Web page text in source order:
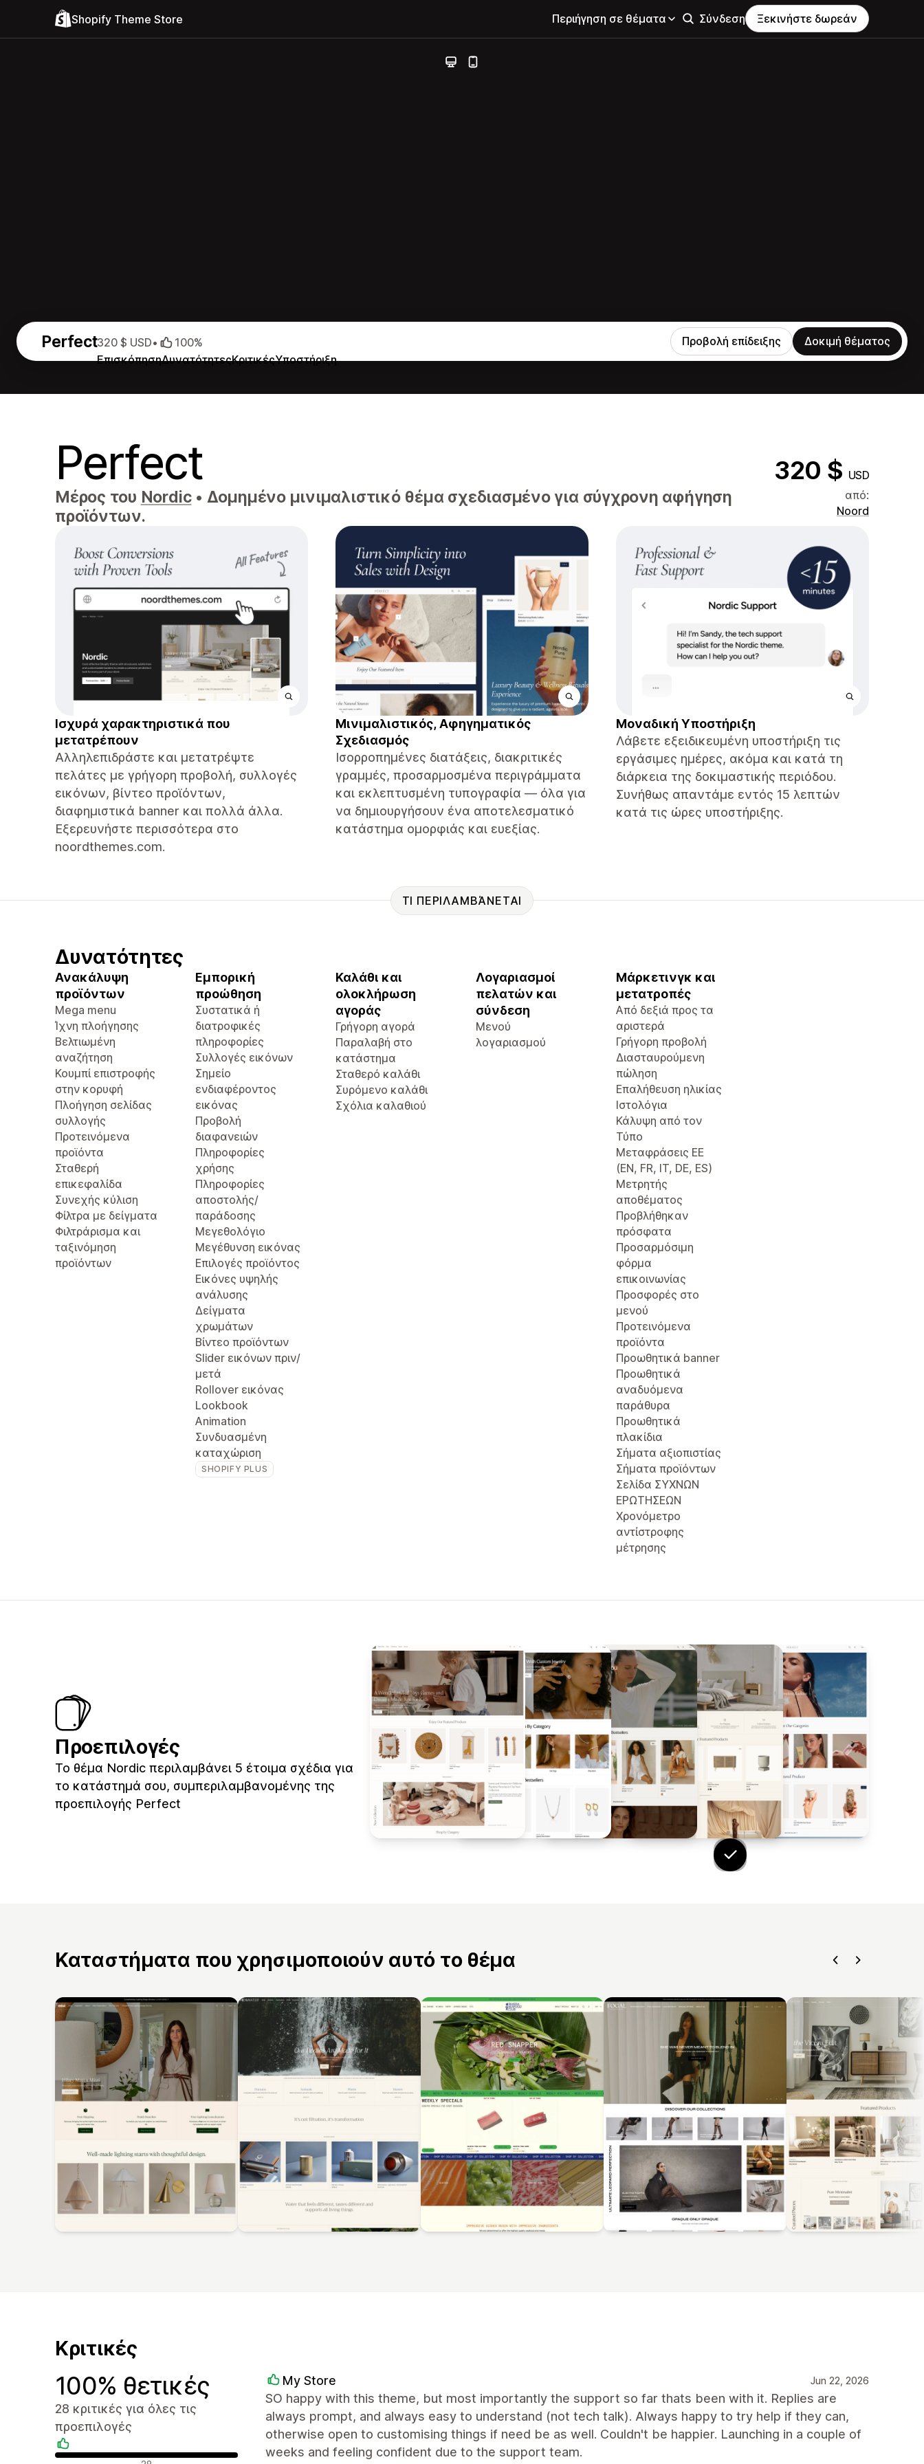
Shopify Theme Store Περιήγηση σε θέματα Σύνδεση Ξεκινήστε δωρεάν
Perfect
ΕπισκόπησηΔυνατότητεςΚριτικέςΥποστήριξη
320 $ USD• 100% Προβολή επίδειξης Δοκιμή θέματος
Perfect 320 $ USD
Μέρος του Nordic • Δομημένο μινιμαλιστικό θέμα σχεδιασμένο για σύγχρονη αφήγηση
προϊόντων.
από:
Noord
Ισχυρά χαρακτηριστικά που
μετατρέπουν
Αλληλεπιδράστε και μετατρέψτε
πελάτες με γρήγορη προβολή, συλλογές
εικόνων, βίντεο προϊόντων,
διαφημιστικά banner και πολλά άλλα.
Εξερευνήστε περισσότερα στο
noordthemes.com.
Μινιμαλιστικός, Αφηγηματικός
Σχεδιασμός
Ισορροπημένες διατάξεις, διακριτικές
γραμμές, προσαρμοσμένα περιγράμματα
και εκλεπτυσμένη τυπογραφία — όλα για
να δημιουργήσουν ένα αποτελεσματικό
κατάστημα ομορφιάς και ευεξίας.
Μοναδική Υποστήριξη
Λάβετε εξειδικευμένη υποστήριξη τις
εργάσιμες ημέρες, ακόμα και κατά τη
διάρκεια της δοκιμαστικής περιόδου.
Συνήθως απαντάμε εντός 15 λεπτών
κατά τις ώρες υποστήριξης.
ΤΙ ΠΕΡΙΛΑΜΒΆΝΕΤΑΙ
Δυνατότητες
Ανακάλυψη
προϊόντων
Mega menu
Ίχνη πλοήγησης
Βελτιωμένη
αναζήτηση
Κουμπί επιστροφής
στην κορυφή
Πλοήγηση σελίδας
συλλογής
Προτεινόμενα
προϊόντα
Σταθερή
επικεφαλίδα
Συνεχής κύλιση
Φίλτρα με δείγματα
Φιλτράρισμα και
ταξινόμηση
προϊόντων
Εμπορική
προώθηση
Συστατικά ή
διατροφικές
πληροφορίες
Συλλογές εικόνων
Σημείο
ενδιαφέροντος
εικόνας
Προβολή
διαφανειών
Πληροφορίες
χρήσης
Πληροφορίες
αποστολής/
παράδοσης
Μεγεθολόγιο
Μεγέθυνση εικόνας
Επιλογές προϊόντος
Εικόνες υψηλής
ανάλυσης
Δείγματα
χρωμάτων
Βίντεο προϊόντων
Slider εικόνων πριν/
μετά
Rollover εικόνας
Lookbook
Animation
Συνδυασμένη
καταχώριση
SHOPIFY PLUS
Καλάθι και
ολοκλήρωση
αγοράς
Γρήγορη αγορά
Παραλαβή στο
κατάστημα
Σταθερό καλάθι
Συρόμενο καλάθι
Σχόλια καλαθιού
Λογαριασμοί
πελατών και
σύνδεση
Μενού
λογαριασμού
Μάρκετινγκ και
μετατροπές
Από δεξιά προς τα
αριστερά
Γρήγορη προβολή
Διασταυρούμενη
πώληση
Επαλήθευση ηλικίας
Ιστολόγια
Κάλυψη από τον
Τύπο
Μεταφράσεις ΕΕ
(EN, FR, IT, DE, ES)
Μετρητής
αποθέματος
Προβλήθηκαν
πρόσφατα
Προσαρμόσιμη
φόρμα
επικοινωνίας
Προσφορές στο
μενού
Προτεινόμενα
προϊόντα
Προωθητικά banner
Προωθητικά
αναδυόμενα
παράθυρα
Προωθητικά
πλακίδια
Σήματα αξιοπιστίας
Σήματα προϊόντων
Σελίδα ΣΥΧΝΩΝ
ΕΡΩΤΗΣΕΩΝ
Χρονόμετρο
αντίστροφης
μέτρησης
Προεπιλογές
Το θέμα Nordic περιλαμβάνει 5 έτοιμα σχέδια για
το κατάστημά σου, συμπεριλαμβανομένης της
προεπιλογής Perfect
Καταστήματα που χρησιμοποιούν αυτό το θέμα
Κριτικές
100% θετικές
28 κριτικές για όλες τις
προεπιλογές
My Store Jun 22, 2026
SO happy with this theme, but most importantly the support so far thats been with it. Replies are
always prompt, and always easy to understand (not tech talk). Always happy to try help if they can,
otherwise open to customising things if need be as well. Couldn't be happier. Launching in a couple of
weeks and feeling confident due to the support team.